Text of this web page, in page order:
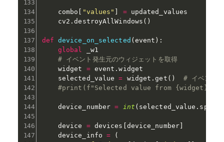
    combo
"values" = updated_values
    cv2
.destroyAllWindows ( )
def device_on_selected ( event ) :
global
_w1
# イベント発生元のウィジェットを取得
    widget
= event .widget
    selected_value
= widget .get ( )
# イベント
#print(f"Selected value from {widget}:
    device_number
= int ( selected_value . split
    device
= devices device_number]
    device_info
=
(